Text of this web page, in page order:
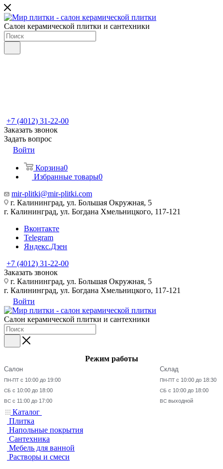
Салон керамической плитки и сантехники
+7 (4012) 31-22-00
Заказать звонок
Задать вопрос
Войти
Корзина0
Избранные товары0
mir-plitki@mir-plitki.com
г. Калининград, ул. Большая Окружная, 5
г. Калининград, ул. Богдана Хмельницкого, 117-121
Вконтакте
Telegram
Яндекс.Дзен
+7 (4012) 31-22-00
Заказать звонок
г. Калининград, ул. Большая Окружная, 5
г. Калининград, ул. Богдана Хмельницкого, 117-121
Войти
Салон керамической плитки и сантехники
Режим работы
Салон
ПН-ПТ с 10:00 до 19:00
СБ с 10:00 до 18:00
ВС с 11:00 до 17:00
Склад
ПН-ПТ с 10:00 до 18:30
СБ с 10:00 до 18:00
ВС выходной
Каталог
Плитка
Напольные покрытия
Сантехника
Мебель для ванной
Растворы и смеси